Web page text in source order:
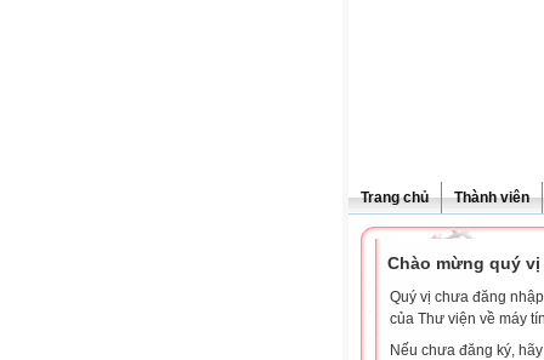
Trang chủ Thành viên
Chào mừng quý
Quý vị chưa đăng
của Thư viện về máy
Nếu chưa đăng ký,